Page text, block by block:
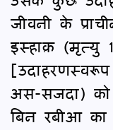
जीवनी के
इस्हाक़ (मृत्यु
अस-सजदा)
बिन रबीआ का